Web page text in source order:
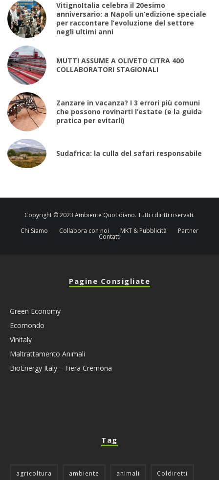
VitignoItalia celebra il 20esimo
anniversario: a Napoli un’edizione speciale
per raccontare l’evoluzione del settore
negli ultimi anni
MUTTI ASSUME A OLIVETO CITRA 400
COLLABORATORI STAGIONALI
Zanzare in vacanza? I 3 errori più comuni
che possono rovinarti l’estate (e la guida
pratica per evitarli)
Sudafrica: la culla del safari responsabile
Copyright © 2023 Ambiente Quotidiano. Tutti i diritti riservati.
Chi Siamo
Collabora con noi MKT & Pubblicità Partner
Contatti
Pagine Consigliate
Green Economy
Ecomondo
Vinitaly
Maltrattamento Animali
BioEnergy Italy – Fiera Cremona
Tag
agricoltura ambiente animali Coldiretti